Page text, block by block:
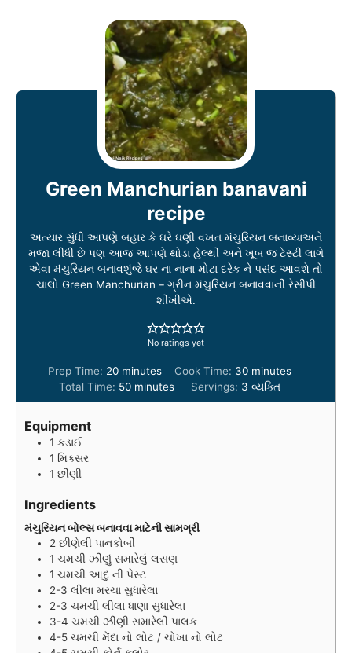
Green Manchurian banavani
recipe
અત્યાર સુંધી આપણે બહાર કે ઘરે ઘણી વખત મંચુરિયન બનાવ્યાઅને
મજા લીધી છે પણ આજ આપણે થોડા હેલ્થી અને ખૂબ જ ટેસ્ટી લાગે
એવા મંચુરિયન બનાવશુંજે ઘર ના નાના મોટા દરેક ને પસંદ આવશે તો
ચાલો Green Manchurian – ગ્રીન મંચુરિયન બનાવવાની રેસીપી
શીખીએ.
No ratings yet
Prep Time: 20m
i
n
minutes Cook Time: 30m
n
minutes
Total Time: 50m
i
minutes Servings: 3 વ્યક્તિ
Equipment
1 કડાઈ
1 મિક્સર
1 છીણી
Ingredients
મંચુરિયન બોલ્સ બનાવવા માટેની સામગ્રી
2 છીણેલી પાનકોબી
1 ચમચી ઝીણું સમારેલું લસણ
1 ચમચી આદુ ની પેસ્ટ
2-3 લીલા મરચા સુધારેલા
2-3 ચમચી લીલા ધાણા સુધારેલા
3-4 ચમચી ઝીણી સમારેલી પાલક
4-5 ચમચી મેંદા નો લોટ / ચોખા નો લોટ